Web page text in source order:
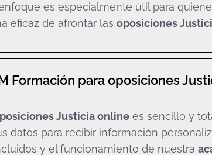
es especialmente útil para
eficaz de afrontar las oposiciones
Formación para oposiciones
Justicia online es sencillo y
para recibir información
y el funcionamiento de nuestra